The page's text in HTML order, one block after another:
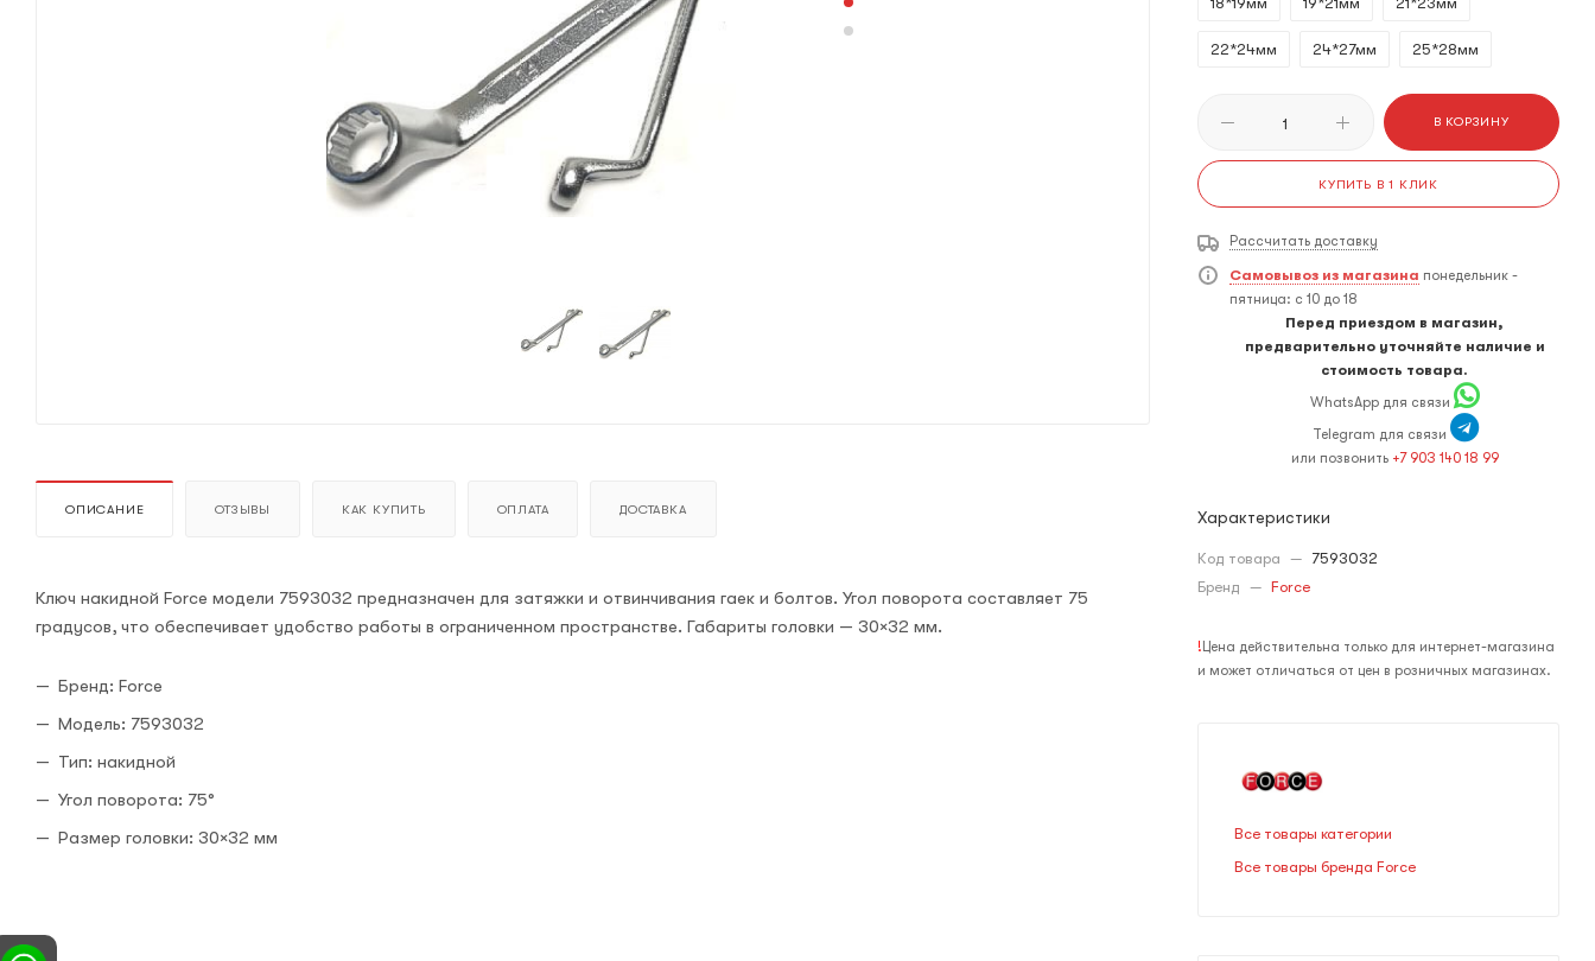
ОПИСАНИЕ ОТЗЫВЫ КАК КУПИТЬ ОПЛАТА ДОСТАВКА
Ключ накидной Force модели 7593032 предназначен для затяжки и отвинчивания гаек и болтов. Угол поворота составляет 75
градусов, что обеспечивает удобство работы в ограниченном пространстве. Габариты головки — 30×32 мм.
Бренд: Force
Модель: 7593032
Тип: накидной
Угол поворота: 75°
Размер головки: 30×32 мм
22*24мм 24*27мм 25*28мм
В КОРЗИНУ
КУПИТЬ В 1 КЛИК
Рассчитать доставку
Самовывоз из магазина понедельник -
пятница: с 10 до 18
Перед приездом в магазин,
предварительно уточняйте наличие и
стоимость товара.
WhatsApp для связи
Telegram для связи
или позвонить +7 903 140 18 99
Характеристики
Код товара — 7593032
Бренд — Force
! Цена действительна только для интернет-магазина
и может отличаться от цен в розничных магазинах.
Все товары категории
Все товары бренда Force